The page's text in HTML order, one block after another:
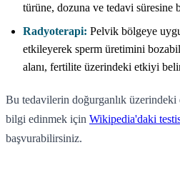
türüne, dozuna ve tedavi süresine
Radyoterapi: Pelvik bölgeye
etkileyerek sperm üretimini
alanı, fertilite üzerindeki etkiyi
Bu tedavilerin doğurganlık üzerindeki
bilgi edinmek için Wikipedia'daki
başvurabilirsiniz.